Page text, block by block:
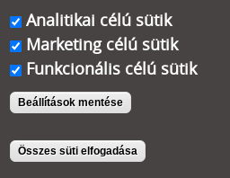
Analitikai célú sütik
Marketing célú sütik
Funkcionális célú sütik
Beállítások mentése
Összes süti elfogadása